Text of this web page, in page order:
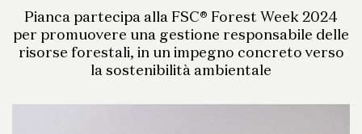
Pianca partecipa alla FSC® Forest Week 2024
per promuovere una gestione responsabile delle
risorse forestali, in un impegno concreto verso
la sostenibilità ambientale